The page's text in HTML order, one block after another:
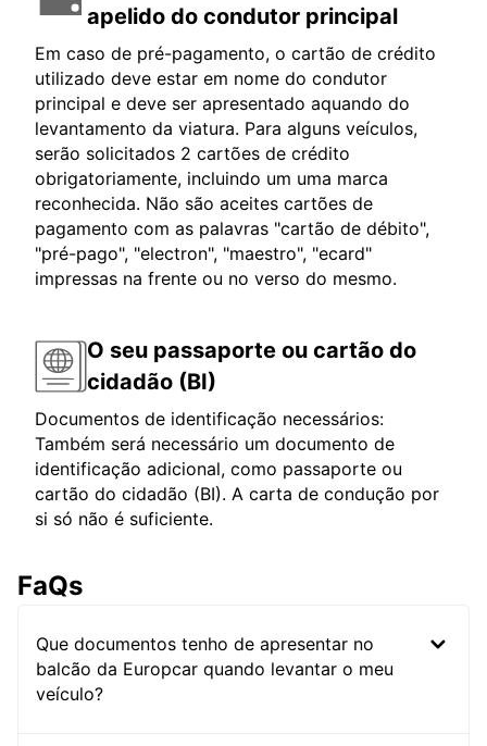
apelido do condutor principal
Em caso de pré-pagamento, o cartão de crédito
utilizado deve estar em nome do condutor
principal e deve ser apresentado aquando do
levantamento da viatura. Para alguns veículos,
serão solicitados 2 cartões de crédito
obrigatoriamente, incluindo um uma marca
reconhecida. Não são aceites cartões de
pagamento com as palavras "cartão de débito",
"pré-pago", "electron", "maestro", "ecard"
impressas na frente ou no verso do mesmo.
O seu passaporte ou cartão do
cidadão (BI)
Documentos de identificação necessários:
Também será necessário um documento de
identificação adicional, como passaporte ou
cartão do cidadão (BI). A carta de condução por
si só não é suficiente.
FaQs
Que documentos tenho de apresentar no
balcão da Europcar quando levantar o meu
veículo?